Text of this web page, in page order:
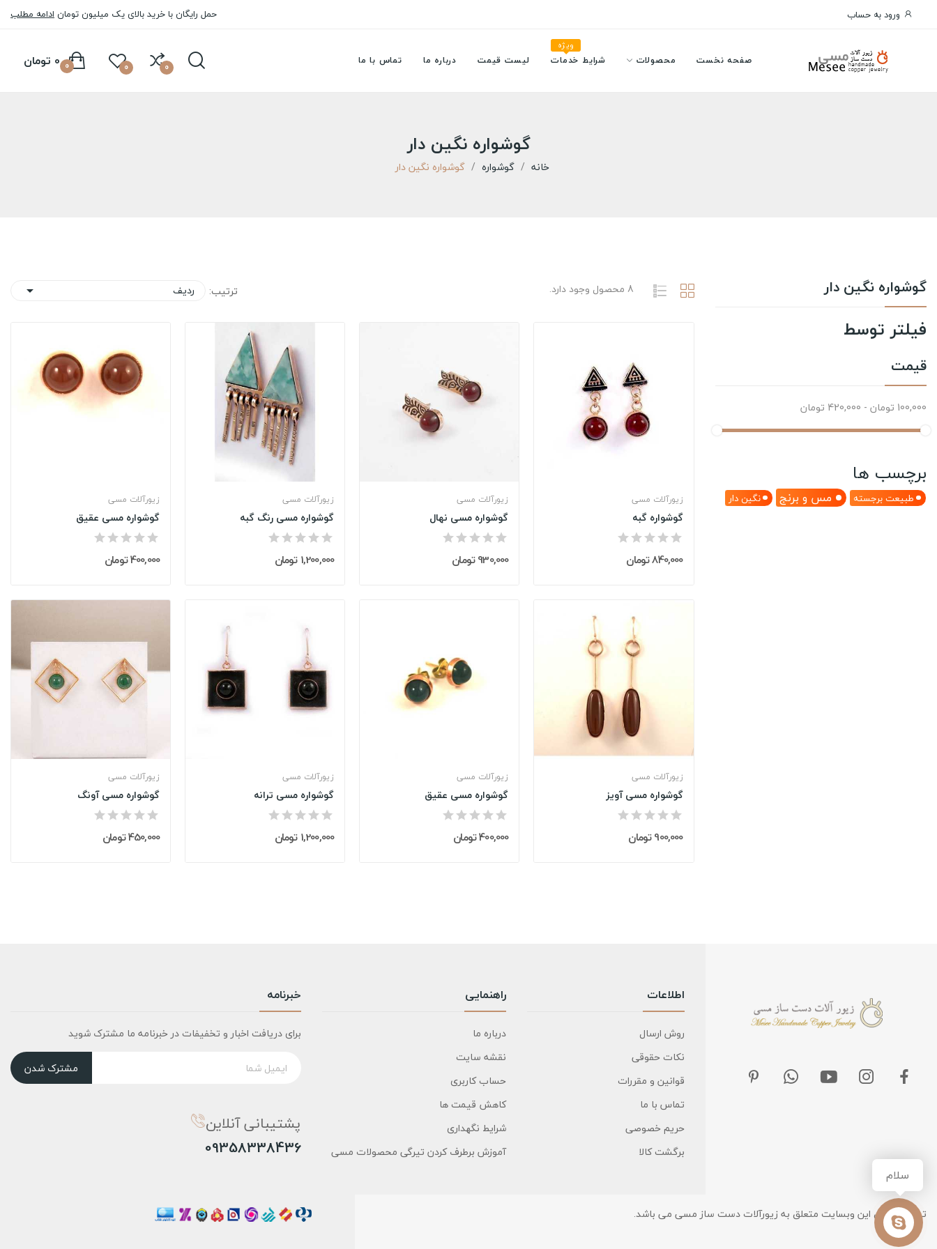
ورود به حساب حمل رایگان با خرید بالای یک میلیون تومان ادامه مطلب
صفحه نخست محصولات شرایط خدمات
ویژه
لیست قیمت درباره ما تماس با ما 0
0 0 تومان 0
گوشواره نگین دار
خانه گوشواره گوشواره نگین دار
گوشواره نگین دار
فیلتر توسط
قیمت
100,000 تومان - 420,000 تومان
برچسب ها
طبیعت برجسته مس و برنج نگین دار
8 محصول وجود دارد. ترتیب: ردیف 
زیورآلات مسی
گوشواره گبه
840,000 تومان
زیورآلات مسی
گوشواره مسی نهال
930,000 تومان
زیورآلات مسی
گوشواره مسی رنگ گبه
1,200,000 تومان
زیورآلات مسی
گوشواره مسی عقیق
400,000 تومان
زیورآلات مسی
گوشواره مسی آویز
900,000 تومان
زیورآلات مسی
گوشواره مسی عقیق
400,000 تومان
زیورآلات مسی
گوشواره مسی ترانه
1,200,000 تومان
زیورآلات مسی
گوشواره مسی آونگ
450,000 تومان
اطلاعات
روش ارسال
نکات حقوقی
قوانین و مقررات
تماس با ما
حریم خصوصی
برگشت کالا
راهنمایی
درباره ما
نقشه سایت
حساب کاربری
کاهش قیمت ها
شرایط نگهداری
آموزش برطرف کردن تیرگی محصولات مسی
خبرنامه
برای دریافت اخبار و تخفیفات در خبرنامه ما مشترک شوید
مشترک شدن
پشتیبانی آنلاین
09358338436
تمامی حقوق این وبسایت متعلق به زیورآلات دست ساز مسی می باشد.
سلام